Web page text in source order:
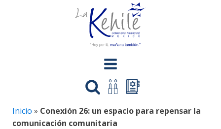
Inicio » Conexión 26: un espacio para repensar la
comunicación comunitaria